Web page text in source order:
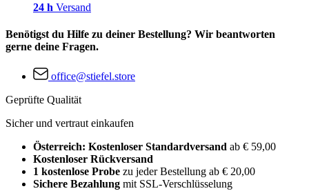
24 h Versand
Benötigst du Hilfe zu deiner Bestellung? Wir beantworten
gerne deine Fragen.
office@stiefel.store
Geprüfte Qualität
Sicher und vertraut einkaufen
Österreich: Kostenloser Standardversand ab € 59,00
Kostenloser Rückversand
1 kostenlose Probe zu jeder Bestellung ab € 20,00
Sichere Bezahlung mit SSL-Verschlüsselung